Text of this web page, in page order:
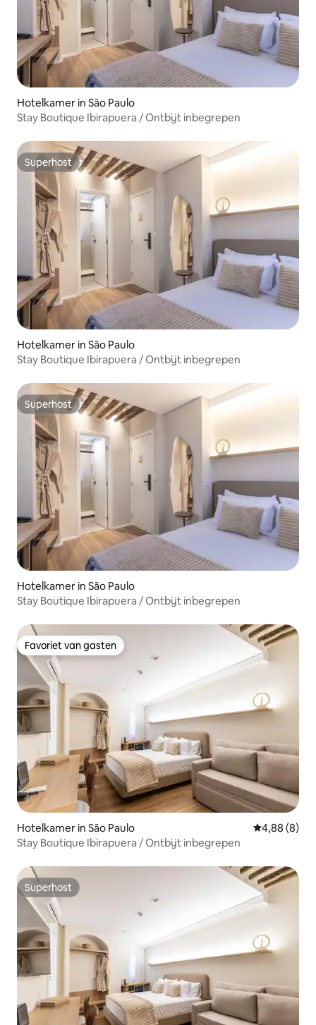
Hotelkamer in São Paulo
Stay Boutique Ibirapuera / Ontbijt inbegrepen
Superhost
Superhost
Hotelkamer in São Paulo
Stay Boutique Ibirapuera / Ontbijt inbegrepen
Superhost
Superhost
Hotelkamer in São Paulo
Stay Boutique Ibirapuera / Ontbijt inbegrepen
Favoriet van gasten
Favoriet van gasten
Hotelkamer in São Paulo Gemiddelde
4,88 (8)
Stay Boutique Ibirapuera / Ontbijt inbegrepen
Superhost
Superhost